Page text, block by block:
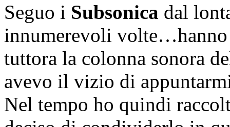
Seguo i Subsonica dal
innumerevoli volte…hanno
tuttora la colonna sonora
avevo il vizio di
Nel tempo ho quindi